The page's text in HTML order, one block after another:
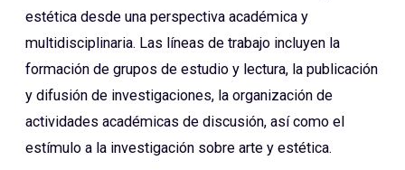
estética desde una perspectiva académica y
multidisciplinaria. Las líneas de trabajo incluyen la
formación de grupos de estudio y lectura, la publicación
y difusión de investigaciones, la organización de
actividades académicas de discusión, así como el
estímulo a la investigación sobre arte y estética.